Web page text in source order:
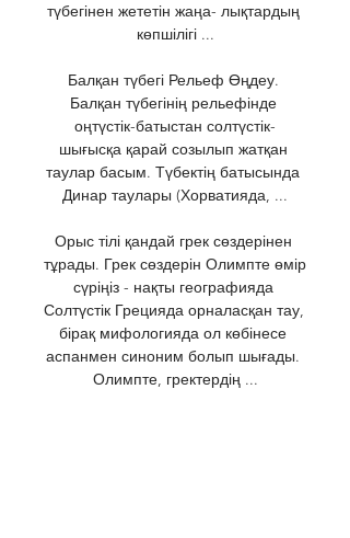
түбегінен жететін жаңа- лықтардың
көпшілігі ...
Балқан түбегі Рельеф Өңдеу.
Балқан түбегінің рельефінде
оңтүстік-батыстан солтүстік-
шығысқа қарай созылып жатқан
таулар басым. Түбектің батысында
Динар таулары (Хорватияда, ...
Орыс тілі қандай грек сөздерінен
тұрады. Грек сөздерін Олимпте өмір
сүріңіз - нақты географияда
Солтүстік Грецияда орналасқан тау,
бірақ мифологияда ол көбінесе
аспанмен синоним болып шығады.
Олимпте, гректердің ...